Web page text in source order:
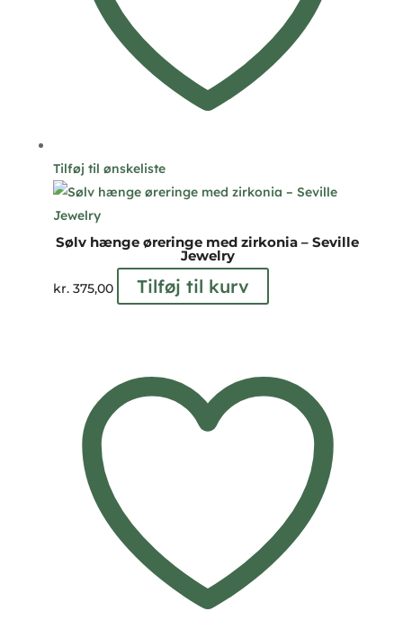
Tilføj til ønskeliste
Sølv hænge øreringe med zirkonia – Seville
Jewelry
kr.375,00 Tilføj til kurv